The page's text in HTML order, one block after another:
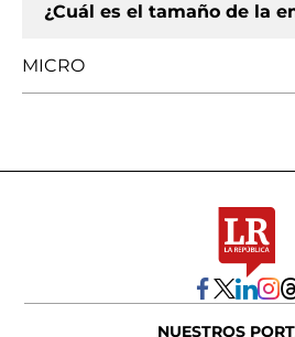
¿Cuál es el tamaño de la
MICRO
NUESTROS